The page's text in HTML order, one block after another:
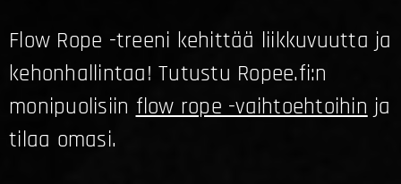
Flow Rope -treeni kehittää liikkuvuutta ja
kehonhallintaa! Tutustu Ropee.fi:n
monipuolisiin flow rope -vaihtoehtoihin ja
tilaa omasi.